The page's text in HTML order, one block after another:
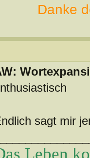
Danke
sagt mir
Leben